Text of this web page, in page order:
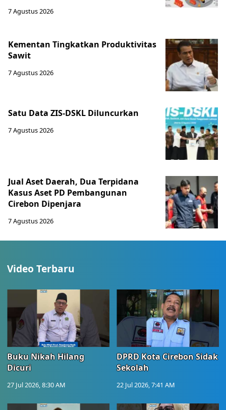
7 Agustus 2026
Kementan Tingkatkan Produktivitas
Sawit
7 Agustus 2026
Satu Data ZIS-DSKL Diluncurkan
7 Agustus 2026
Jual Aset Daerah, Dua Terpidana
Kasus Aset PD Pembangunan
Cirebon Dipenjara
7 Agustus 2026
Video Terbaru
Buku Nikah Hilang
Dicuri
27 Jul 2026, 8:30 AM
DPRD Kota Cirebon Sidak
Sekolah
22 Jul 2026, 7:41 AM